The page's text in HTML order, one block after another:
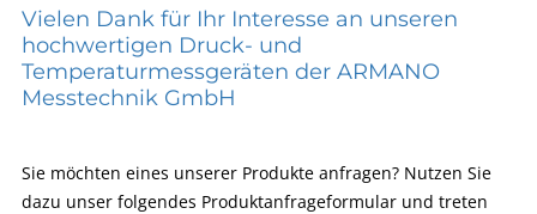
Vielen Dank für Ihr Interesse an unseren
hochwertigen Druck- und
Temperaturmessgeräten der ARMANO
Messtechnik GmbH
Sie möchten eines unserer Produkte anfragen? Nutzen Sie
dazu unser folgendes Produktanfrageformular und treten